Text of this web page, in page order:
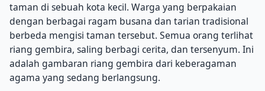
taman di sebuah kota kecil. Warga yang berpakaian
dengan berbagai ragam busana dan tarian tradisional
berbeda mengisi taman tersebut. Semua orang terlihat
riang gembira, saling berbagi cerita, dan tersenyum. Ini
adalah gambaran riang gembira dari keberagaman
agama yang sedang berlangsung.